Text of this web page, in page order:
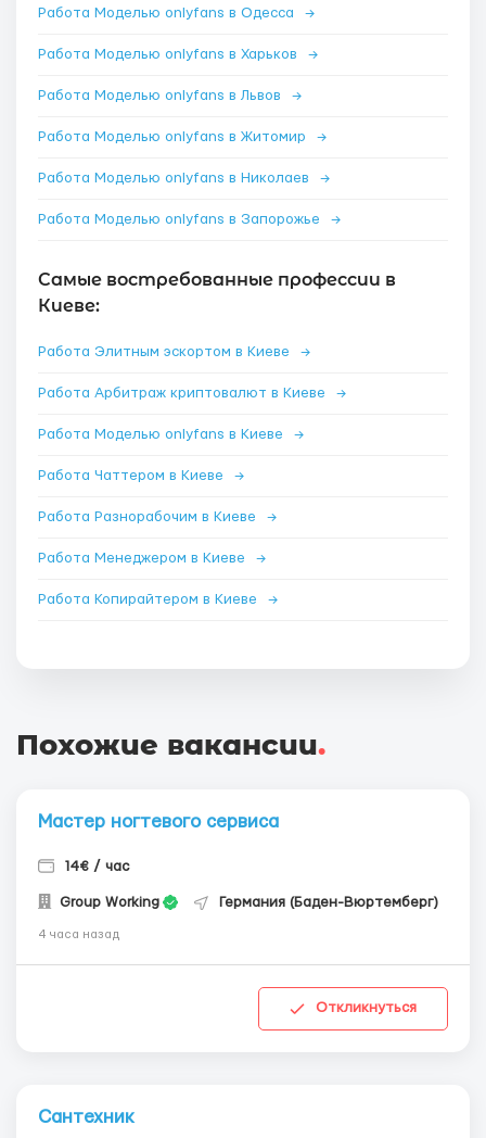
Работа Моделью onlyfans в Одесса →
Работа Моделью onlyfans в Харьков →
Работа Моделью onlyfans в Львов →
Работа Моделью onlyfans в Житомир →
Работа Моделью onlyfans в Николаев →
Работа Моделью onlyfans в Запорожье →
Самые востребованные профессии в
Киеве:
Работа Элитным эскортом в Киеве →
Работа Арбитраж криптовалют в Киеве →
Работа Моделью onlyfans в Киеве →
Работа Чаттером в Киеве →
Работа Разнорабочим в Киеве →
Работа Менеджером в Киеве →
Работа Копирайтером в Киеве →
Похожие вакансии.
Мастер ногтевого сервиса
14€ / час
Group Working Германия (Баден-Вюртемберг)
4 часа назад
Откликнуться
Сантехник